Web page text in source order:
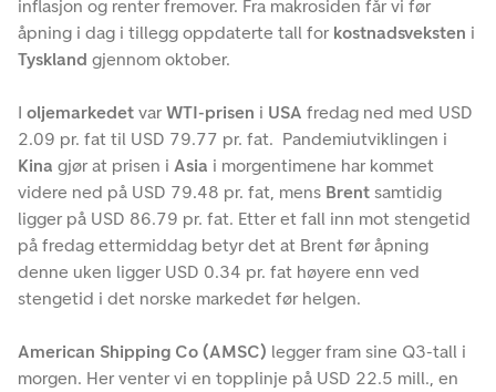
inflasjon og renter fremover. Fra makrosiden får vi før
åpning i dag i tillegg oppdaterte tall for kostnadsveksten i
Tyskland gjennom oktober.
I oljemarkedet var WTI-prisen i USA fredag ned med USD
2.09 pr. fat til USD 79.77 pr. fat. Pandemiutviklingen i
Kina gjør at prisen i Asia i morgentimene har kommet
videre ned på USD 79.48 pr. fat, mens Brent samtidig
ligger på USD 86.79 pr. fat. Etter et fall inn mot stengetid
på fredag ettermiddag betyr det at Brent før åpning
denne uken ligger USD 0.34 pr. fat høyere enn ved
stengetid i det norske markedet før helgen.
American Shipping Co (AMSC) legger fram sine Q3-tall i
morgen. Her venter vi en topplinje på USD 22.5 mill., en